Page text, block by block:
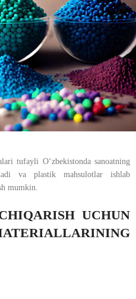
tufayli Oʻzbekistonda sanoatning
va plastik mahsulotlar ishlab
mumkin.
UCHUN